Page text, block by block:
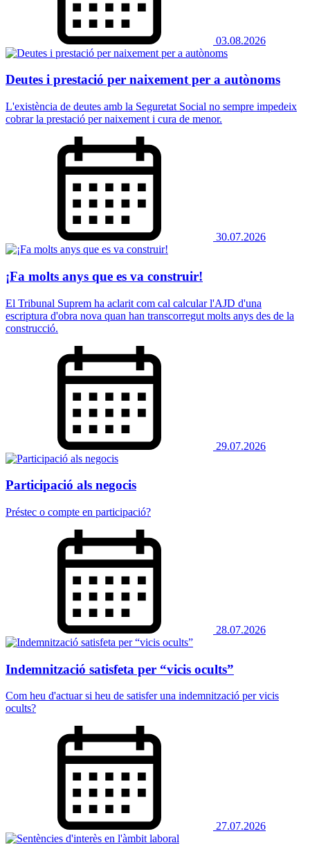
03.08.2026
Deutes i prestació per naixement per a autònoms
L'existència de deutes amb la Seguretat Social no sempre impedeix
cobrar la prestació per naixement i cura de menor.
30.07.2026
¡Fa molts anys que es va construir!
El Tribunal Suprem ha aclarit com cal calcular l'AJD d'una
escriptura d'obra nova quan han transcorregut molts anys des de la
construcció.
29.07.2026
Participació als negocis
Préstec o compte en participació?
28.07.2026
Indemnització satisfeta per “vicis ocults”
Com heu d'actuar si heu de satisfer una indemnització per vicis
ocults?
27.07.2026